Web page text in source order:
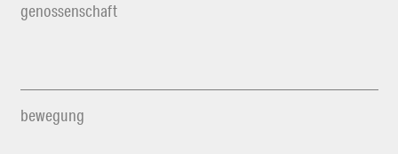
genossenschaft
bewegung